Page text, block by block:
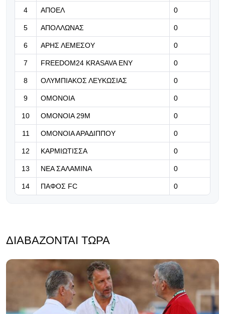
«Έχουμε την ομάδα να πετύχουμε
πολλά -πρέπει να το πιστέψουμε»
07.08.2026 | 12:36
Νέο φιλικό στο πρόγραμμα της ΑΕΚ
«Πρέπει να κάνουμε την υπέρβαση»
4 ΑΠΟΕΛ 0
5 ΑΠΟΛΛΩΝΑΣ 0
6 ΑΡΗΣ ΛΕΜΕΣΟΥ 0
7 FREEDOM24 KRASAVA ΕΝΥ 0
8 ΟΛΥΜΠΙΑΚΟΣ ΛΕΥΚΩΣΙΑΣ 0
9 ΟΜΟΝΟΙΑ 0
10 ΟΜΟΝΟΙΑ 29Μ 0
11 ΟΜΟΝΟΙΑ ΑΡΑΔΙΠΠΟΥ 0
12 ΚΑΡΜΙΩΤΙΣΣΑ 0
13 ΝΕΑ ΣΑΛΑΜΙΝΑ 0
14 ΠΑΦΟΣ FC 0
ΔΙΑΒΆΖΟΝΤΑΙ ΤΏΡΑ